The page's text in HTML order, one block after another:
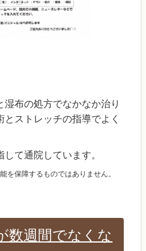
布の処方でなかなか治り
とストレッチの指導でよく
て通院しています。
を保障するものではありません。
数週間でなくな